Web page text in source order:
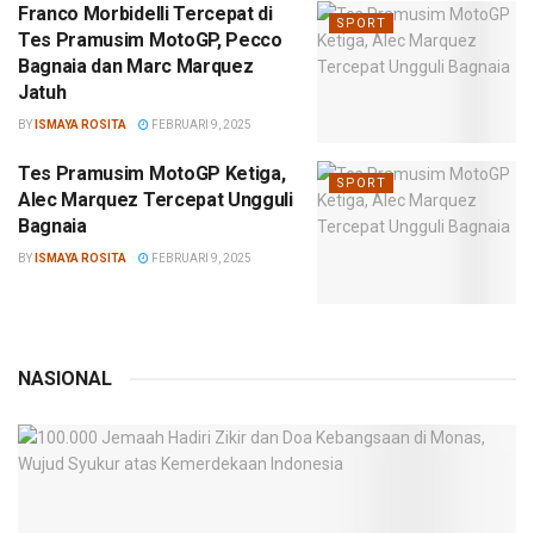
SPORT
Franco Morbidelli Tercepat di
Tes Pramusim MotoGP, Pecco
Bagnaia dan Marc Marquez
Jatuh
BY ISMAYA ROSITA FEBRUARI 9, 2025
SPORT
Tes Pramusim MotoGP Ketiga,
Alec Marquez Tercepat Ungguli
Bagnaia
BY ISMAYA ROSITA FEBRUARI 9, 2025
NASIONAL